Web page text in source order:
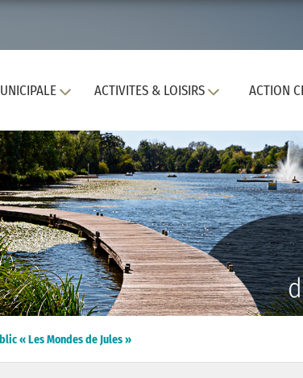
ACTIVITES & LOISIRS ACTION
« Les Mondes de Jules »